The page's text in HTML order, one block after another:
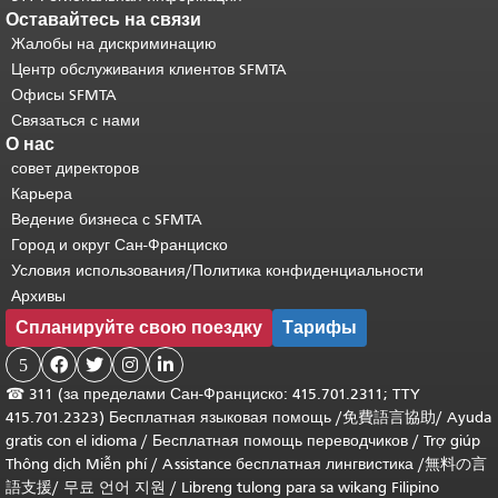
Оставайтесь на связи
Жалобы на дискриминацию
Центр обслуживания клиентов SFMTA
Офисы SFMTA
Связаться с нами
О нас
совет директоров
Карьера
Ведение бизнеса с SFMTA
Город и округ Сан-Франциско
Условия использования/Политика конфиденциальности
Архивы
Спланируйте свою поездку Тарифы
5    
☎ 311 (за пределами Сан-Франциско: 415.701.2311; TTY
415.701.2323) Бесплатная языковая помощь /免費語言協助/ Ayuda
gratis con el idioma / Бесплатная помощь переводчиков / Trợ giúp
Thông dịch Miễn phí/ Assistance бесплатная лингвистика /無料の言
語支援/ 무료 언어 지원 / Libreng tulong para sa wikang Filipino